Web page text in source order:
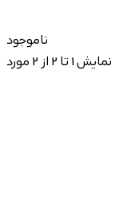
ناموجود
نمایش 1 تا 2 از 2 مورد